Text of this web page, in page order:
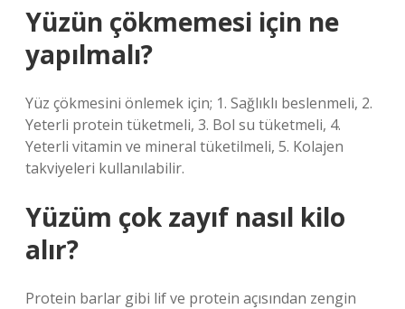
Yüzün çökmemesi için ne
yapılmalı?
Yüz çökmesini önlemek için; 1. Sağlıklı beslenmeli, 2.
Yeterli protein tüketmeli, 3. Bol su tüketmeli, 4.
Yeterli vitamin ve mineral tüketilmeli, 5. Kolajen
takviyeleri kullanılabilir.
Yüzüm çok zayıf nasıl kilo
alır?
Protein barlar gibi lif ve protein açısından zengin